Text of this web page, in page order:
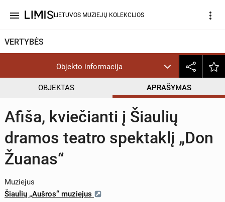
menu LIETUVOS MUZIEJŲ KOLEKCIJOS more_vert
VERTYBĖS
Objekto informacija
OBJEKTAS APRAŠYMAS
Afiša, kviečianti į Šiaulių
dramos teatro spektaklį „Don
Žuanas“
Muziejus
Šiaulių „Aušros“ muziejus